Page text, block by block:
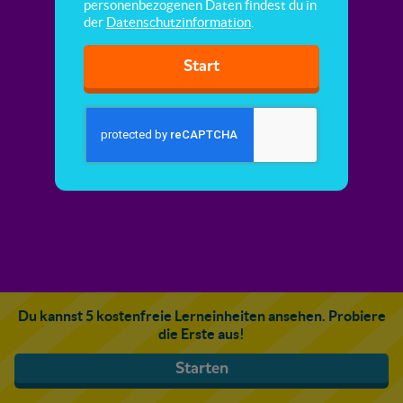
Du kannst 5 kostenfreie Lerneinheiten ansehen. Probiere
die Erste aus!
Starten
personenbezogenen Daten findest du in
der Datenschutzinformation
Start